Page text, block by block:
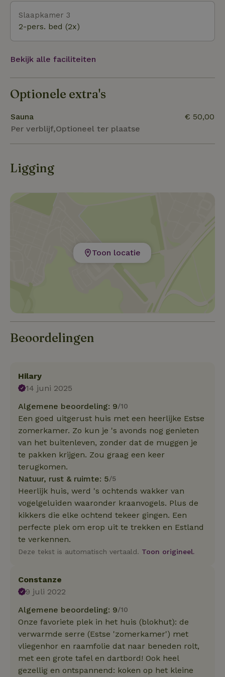
Tartu met zijn historische centrum en zijn moderne
winkels en restaurants bevind zich op 45
autominuten. Kortom: genoeg te zien en te beleven!
Slaapkamer 3
2-pers. bed (2x)
Bekijk alle faciliteiten
Optionele extra's
Sauna
Per verblijf,Optioneel ter plaatse
€ 50,00
Ligging
Toon locatie
Beoordelingen
Hilary
14 juni 2025
Algemene beoordeling: 9/10
Een goed uitgerust huis met een heerlijke Estse
zomerkamer. Zo kun je 's avonds nog genieten
van het buitenleven, zonder dat de muggen je
te pakken krijgen. Zou graag een keer
terugkomen.
Natuur, rust & ruimte: 5/5
Heerlijk huis, werd 's ochtends wakker van
vogelgeluiden waaronder kraanvogels. Plus de
kikkers die elke ochtend tekeer gingen. Een
perfecte plek om erop uit te trekken en Estland
te verkennen.
Deze tekst is automatisch vertaald. Toon origineel.
Constanze
9 juli 2022
Algemene beoordeling: 9/10
Onze favoriete plek in het huis (blokhut): de
verwarmde serre (Estse 'zomerkamer') met
vliegenhor en raamfolie dat naar beneden rolt,
met een grote tafel en dartbord! Ook heel
gezellig en ontspannend: koken op het kleine